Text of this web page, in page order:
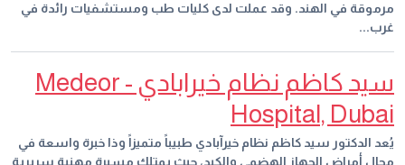
مرموقة في الهند. وقد عملت لدى كليات طب ومستشفيات رائدة في
غرب...
سيد كاظم نظام خيرابادي - Medeor
Hospital, Dubai
يُعد الدكتور سيد كاظم نظام خيرآبادي طبيباً متميزاً وذا خبرة واسعة في
مجال أمراض الجهاز الهضمي والكبد، حيث يمتلك مسيرة مهنية سريرية